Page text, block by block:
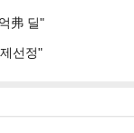
弗 딜"
선정"